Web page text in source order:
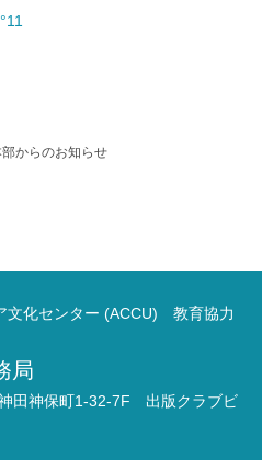
からのお知らせ
文化センター (ACCU) 教育協力
局
田神保町1-32-7F 出版クラブビ